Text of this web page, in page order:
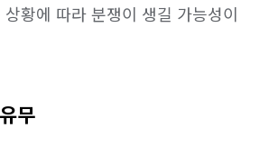
황에 따라 분쟁이 생길 가능성이
무